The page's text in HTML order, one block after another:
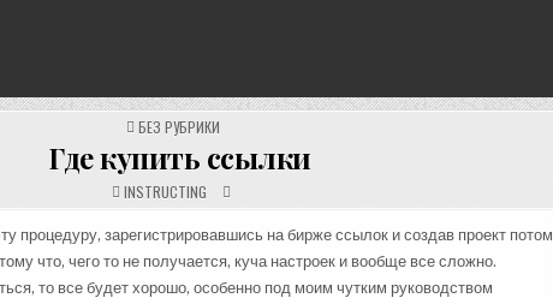
POSTED
IN
БЕЗ РУБРИКИ
Где купить ссылки
INSTRUCTING
процедуру, зарегистрировавшись на бирже ссылок и создав проект потом
что, чего то не получается, куча настроек и вообще все сложно.
то все будет хорошо, особенно под моим чутким руководством